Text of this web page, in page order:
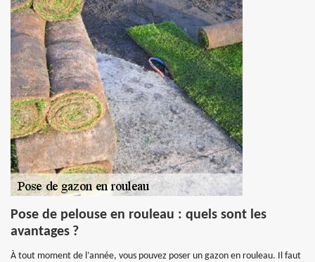
Pose de pelouse en rouleau : quels sont les
avantages ?
À tout moment de l’année, vous pouvez poser un gazon en rouleau. Il faut